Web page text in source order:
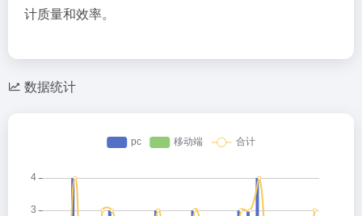
计质量和效率。
数据统计